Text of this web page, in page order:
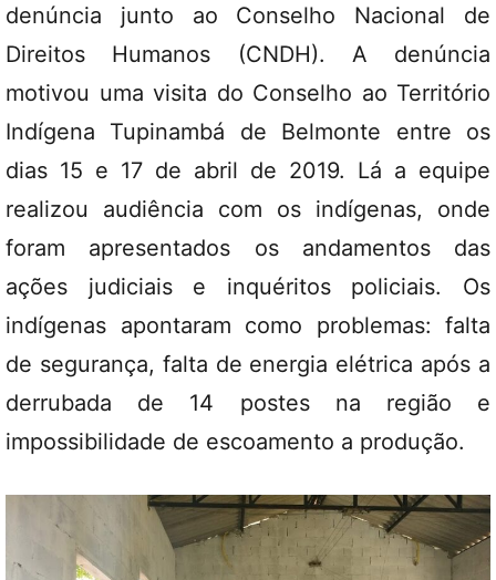
denúncia junto ao Conselho Nacional de
Direitos Humanos (CNDH). A denúncia
motivou uma visita do Conselho ao Território
Indígena Tupinambá de Belmonte entre os
dias 15 e 17 de abril de 2019. Lá a equipe
realizou audiência com os indígenas, onde
foram apresentados os andamentos das
ações judiciais e inquéritos policiais. Os
indígenas apontaram como problemas: falta
de segurança, falta de energia elétrica após a
derrubada de 14 postes na região e
impossibilidade de escoamento a produção.